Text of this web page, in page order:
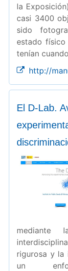
la
casi 3400
sido
estado
tenían
http://
El D-Lab.
mediante
rigurosa y la
un